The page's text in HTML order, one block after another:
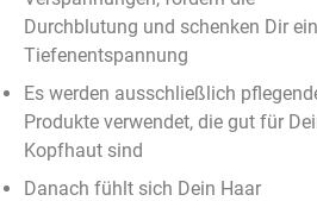
Durchblutung und schenken Dir
Tiefenentspannung
Es werden ausschließlich
Produkte verwendet, die gut für
Kopfhaut sind
Danach fühlt sich Dein Haar